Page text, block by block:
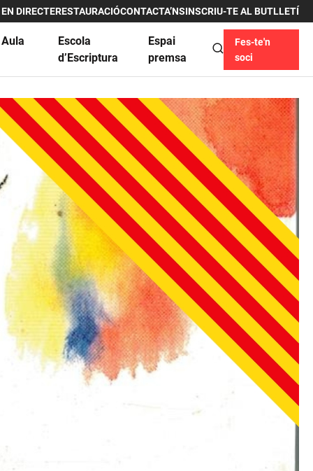
DIRECTERESTAURACIÓCONTACTA’NSINSCRIU-TE AL BUTLLETÍ
Escola
d’Escriptura
Espai
premsa
Fes-te'n
soci